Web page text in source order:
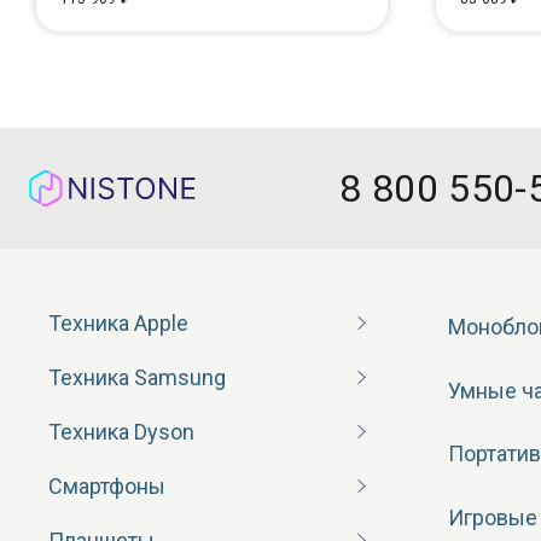
8 800 550-
Техника Apple
Техника Samsung
Техника Dyson
Смартфоны
Умные
Игровые